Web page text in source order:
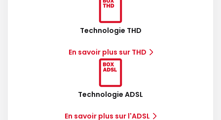
Technologie THD
En savoir plus sur THD
Technologie ADSL
En savoir plus sur l'ADSL